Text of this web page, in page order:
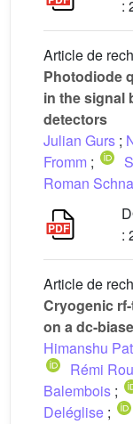
:
Article de
Photodiode
in the signal
detectors
Julian Gurs ;
Fromm ;
Roman
:
Article de
Cryogenic
on a dc-
Himanshu
Rémi
Balembois ;
Deléglise ;